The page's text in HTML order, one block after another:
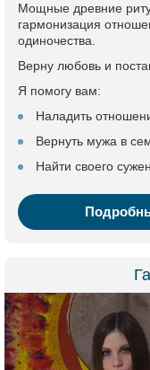
Мощные древние
гармонизация
одиночества.
Верну любовь и
Я помогу вам:
Наладить
Вернуть мужа в
Найти своего